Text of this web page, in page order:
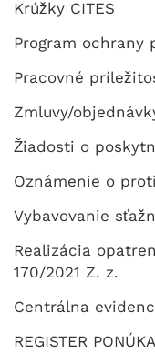
Krúžky CITES
Program ochrany
Pracovné
Zmluvy/
Žiadosti o
Oznámenie o
Vybavovanie
Realizácia
170/2021 Z. z.
Centrálna
REGISTER